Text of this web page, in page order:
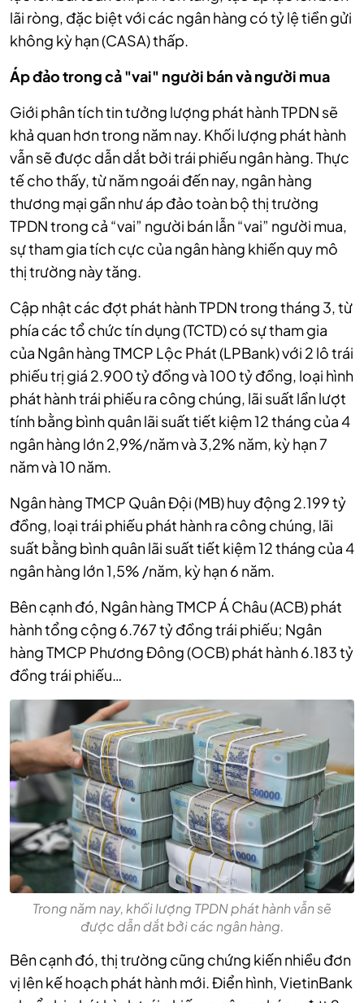
lãi ròng, đặc biệt với các ngân hàng có tỷ lệ tiền gửi
không kỳ hạn (CASA) thấp.
Áp đảo trong cả "vai" người bán và người mua
Giới phân tích tin tưởng lượng phát hành TPDN sẽ
khả quan hơn trong năm nay. Khối lượng phát hành
vẫn sẽ được dẫn dắt bởi trái phiếu ngân hàng. Thực
tế cho thấy, từ năm ngoái đến nay, ngân hàng
thương mại gần như áp đảo toàn bộ thị trường
TPDN trong cả “vai” người bán lẫn “vai” người mua,
sự tham gia tích cực của ngân hàng khiến quy mô
thị trường này tăng.
Cập nhật các đợt phát hành TPDN trong tháng 3, từ
phía các tổ chức tín dụng (TCTD) có sự tham gia
của Ngân hàng TMCP Lộc Phát (LPBank) với 2 lô trái
phiếu trị giá 2.900 tỷ đồng và 100 tỷ đồng, loại hình
phát hành trái phiếu ra công chúng, lãi suất lần lượt
tính bằng bình quân lãi suất tiết kiệm 12 tháng của 4
ngân hàng lớn 2,9%/năm và 3,2% năm, kỳ hạn 7
năm và 10 năm.
Ngân hàng TMCP Quân Đội (MB) huy động 2.199 tỷ
đồng, loại trái phiếu phát hành ra công chúng, lãi
suất bằng bình quân lãi suất tiết kiệm 12 tháng của 4
ngân hàng lớn 1,5% /năm, kỳ hạn 6 năm.
Bên cạnh đó, Ngân hàng TMCP Á Châu (ACB) phát
hành tổng cộng 6.767 tỷ đồng trái phiếu; Ngân
hàng TMCP Phương Đông (OCB) phát hành 6.183 tỷ
đồng trái phiếu…
Trong năm nay, khối lượng TPDN phát hành vẫn sẽ
được dẫn dắt bởi các ngân hàng.
Bên cạnh đó, thị trường cũng chứng kiến nhiều đơn
vị lên kế hoạch phát hành mới. Điển hình, VietinBank